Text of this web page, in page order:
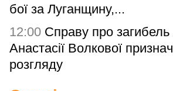
бої за Луганщину,...
12:00 Справу про загибель
Анастасії Волкової
розгляду